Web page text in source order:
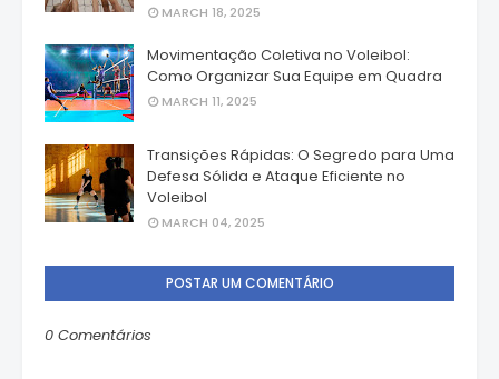
MARCH 18, 2025
Movimentação Coletiva no Voleibol:
Como Organizar Sua Equipe em Quadra
MARCH 11, 2025
Transições Rápidas: O Segredo para Uma
Defesa Sólida e Ataque Eficiente no
Voleibol
MARCH 04, 2025
POSTAR UM COMENTÁRIO
0 Comentários